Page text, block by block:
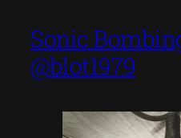
Sonic
@blot1979